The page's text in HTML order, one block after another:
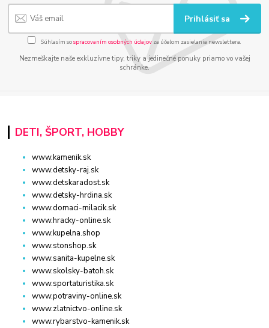
Prihlásiť sa
Súhlasím sospracovaním osobných údajov za účelom zasielania newslettera.
Nezmeškajte naše exkluzívne tipy, triky a jedinečné ponuky priamo vo vašej
schránke.
DETI, ŠPORT, HOBBY
www.kamenik.sk
www.detsky-raj.sk
www.detskaradost.sk
www.detsky-hrdina.sk
www.domaci-milacik.sk
www.hracky-online.sk
www.kupelna.shop
www.stonshop.sk
www.sanita-kupelne.sk
www.skolsky-batoh.sk
www.sportaturistika.sk
www.potraviny-online.sk
www.zlatnictvo-online.sk
www.rybarstvo-kamenik.sk